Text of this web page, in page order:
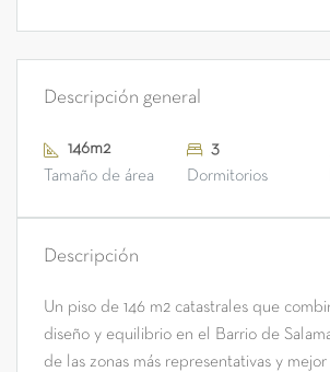
Descripción general
146m2
Tamaño de área
3
Dormitorios
Descripción
Un piso de 146 m2 catastrales que
diseño y equilibrio en el Barrio de
de las zonas más representativas y